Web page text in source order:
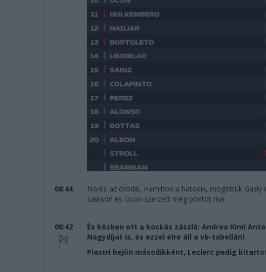
08:44
Norris az ötödik, Hamilton a hatodik, mögöttük
Lawson és Ocon szerzett még pontot ma.
08:42
És közben ott a kockás zászló: Andrea Kimi
Nagydíjat is, és ezzel élre áll a vb-tabellán!
Piastri bejön másodikként, Leclerc pedig